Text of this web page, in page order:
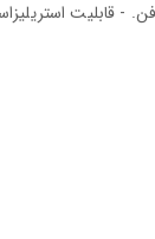
قابلیت